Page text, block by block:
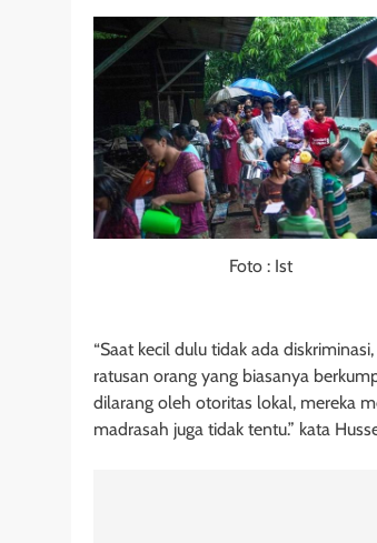
Foto : Ist
“Saat kecil dulu tidak ada
ratusan orang yang biasanya
dilarang oleh otoritas lokal, mereka
madrasah juga tidak tentu.” kata